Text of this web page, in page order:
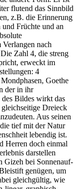
flutend das Sinnbild
z.B. die Erinnerung
Früchte und an
nach
Zahl 4, die streng
erweckt im
4
Goethe
der in ihr
Bildes wirkt das
Dreieck
Aus seinen
tief mit der Natur
lebendig ist.
Herren doch einmal
darstellen
Gizeh bei Sonnenauf-
genügen, um
gleichgültig, wie